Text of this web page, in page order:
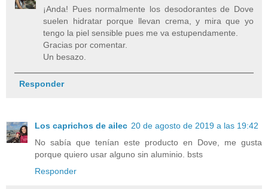
¡Anda! Pues normalmente los desodorantes de Dove
suelen hidratar porque llevan crema, y mira que yo
tengo la piel sensible pues me va estupendamente.
Gracias por comentar.
Un besazo.
Responder
Los caprichos de ailec 20 de agosto de 2019 a las 19:42
No sabía que tenían este producto en Dove, me gusta
porque quiero usar alguno sin aluminio. bsts
Responder